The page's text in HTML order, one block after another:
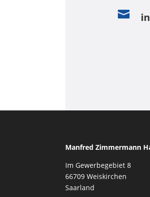

Manfred Zimmermann
Im Gewerbegebiet 8
66709 Weiskirchen
Saarland